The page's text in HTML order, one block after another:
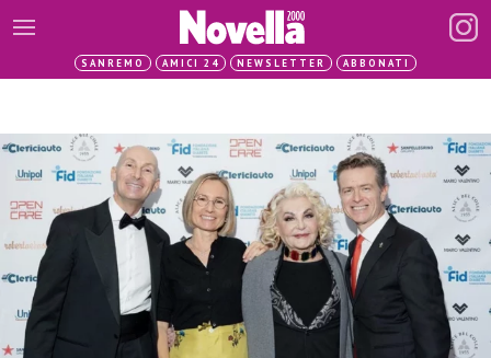
SANREMO AMICI 24 NEWSLETTER ABBONATI